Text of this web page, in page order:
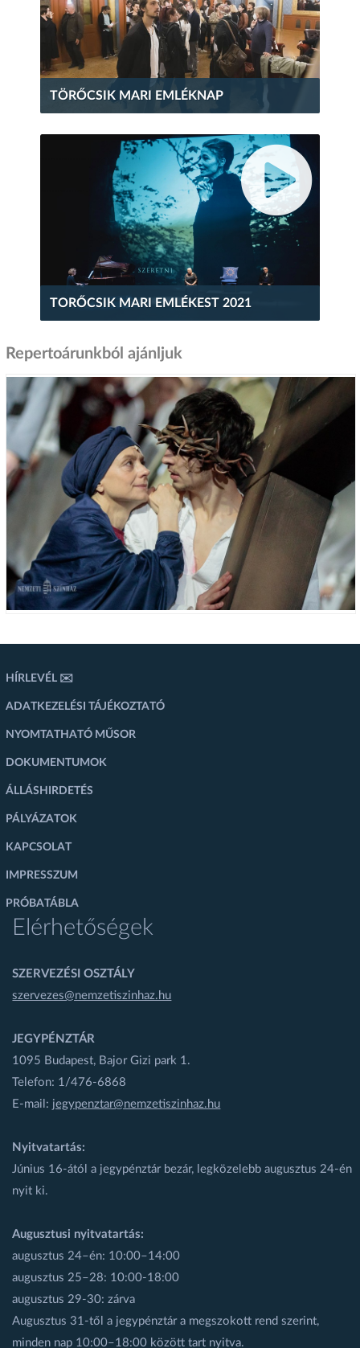
TÖRŐCSIK MARI EMLÉKNAP
TORŐCSIK MARI EMLÉKEST 2021
Repertoárunkból ajánljuk
HÍRLEVÉL ✉️
ADATKEZELÉSI TÁJÉKOZTATÓ
NYOMTATHATÓ MŰSOR
DOKUMENTUMOK
ÁLLÁSHIRDETÉS
PÁLYÁZATOK
KAPCSOLAT
IMPRESSZUM
PRÓBATÁBLA
Elérhetőségek
SZERVEZÉSI OSZTÁLY
szervezes@nemzetiszinhaz.hu
JEGYPÉNZTÁR
1095 Budapest, Bajor Gizi park 1.
Telefon: 1/476-6868
E-mail: jegypenztar@nemzetiszinhaz.hu
Nyitvatartás:
Június 16-ától a jegypénztár bezár, legközelebb augusztus 24-én
nyit ki.
Augusztusi nyitvatartás:
augusztus 24–én: 10:00–14:00
augusztus 25–28: 10:00-18:00
augusztus 29-30: zárva
Augusztus 31-től a jegypénztár a megszokott rend szerint,
minden nap 10:00–18:00 között tart nyitva.